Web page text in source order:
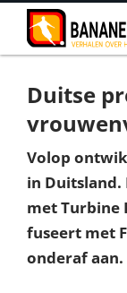
Home
Nieuws
Interviews
De fans
Duitse
Volop
in Duitsland.
met Turbine
fuseert met
onderaf aan.